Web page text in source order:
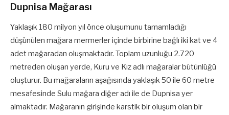
Dupnisa Mağarası
Yaklaşık 180 milyon yıl önce oluşumunu tamamladığı
düşünülen mağara mermerler içinde birbirine bağlı iki kat ve 4
adet mağaradan oluşmaktadır. Toplam uzunluğu 2.720
metreden oluşan yerde, Kuru ve Kız adlı mağaralar bütünlüğü
oluşturur. Bu mağaraların aşağısında yaklaşık 50 ile 60 metre
mesafesinde Sulu mağara diğer adı ile de Dupnisa yer
almaktadır. Mağaranın girişinde karstik bir oluşum olan bir